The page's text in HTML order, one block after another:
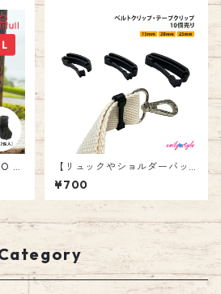
ォ
ドッグ キャット エミリースタ
L
兼
指
球
ナ
ッ
ペッ
り
【リュックやショルダーバッ
グのベルトがすっきり！】ベ
ルトクリップ 15mm 20mm 2
5mm 10個売り セット テープ
クリップ ブラック ハンドメイ
ド アウトドア用品 デイリー お
散歩 運動 調節 キャンプ リュ
ック ベルト バックパック エミ
リースタイル emilystyle
¥700